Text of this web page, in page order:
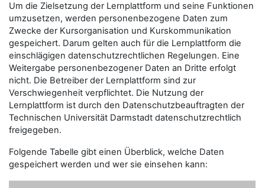
Um die Zielsetzung der Lernplattform und seine Funktionen
umzusetzen, werden personenbezogene Daten zum
Zwecke der Kursorganisation und Kurskommunikation
gespeichert. Darum gelten auch für die Lernplattform die
einschlägigen datenschutzrechtlichen Regelungen. Eine
Weitergabe personenbezogener Daten an Dritte erfolgt
nicht. Die Betreiber der Lernplattform sind zur
Verschwiegenheit verpflichtet. Die Nutzung der
Lernplattform ist durch den Datenschutzbeauftragten der
Technischen Universität Darmstadt datenschutzrechtlich
freigegeben.
Folgende Tabelle gibt einen Überblick, welche Daten
gespeichert werden und wer sie einsehen kann: